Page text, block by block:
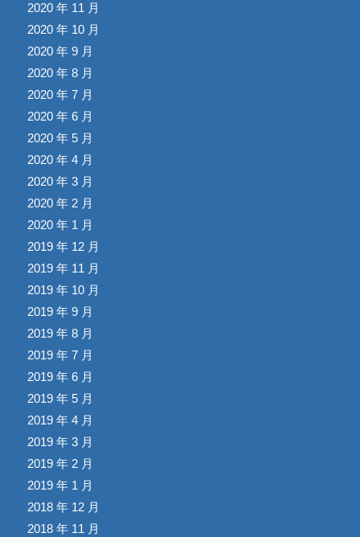
2020 年 11 月
2020 年 10 月
2020 年 9 月
2020 年 8 月
2020 年 7 月
2020 年 6 月
2020 年 5 月
2020 年 4 月
2020 年 3 月
2020 年 2 月
2020 年 1 月
2019 年 12 月
2019 年 11 月
2019 年 10 月
2019 年 9 月
2019 年 8 月
2019 年 7 月
2019 年 6 月
2019 年 5 月
2019 年 4 月
2019 年 3 月
2019 年 2 月
2019 年 1 月
2018 年 12 月
2018 年 11 月